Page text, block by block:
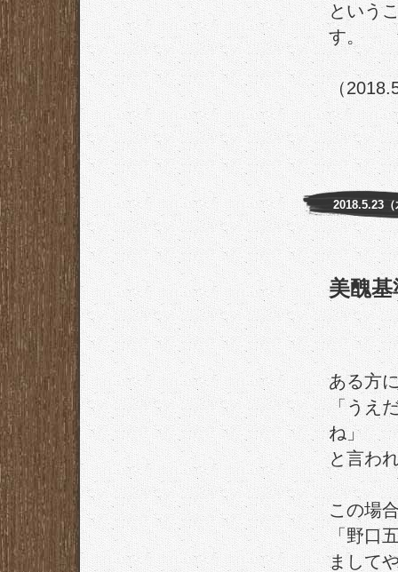
という
す。
（
2018.5.23（
美醜基
ある方
「うえ
ね」
と言わ
この場
「野口
まして